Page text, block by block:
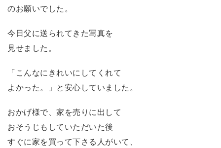
のお願いでした。
今日父に送られてきた写真を
見せました。
「こんなにきれいにしてくれて
よかった。」と安心していました。
おかげ様で、家を売りに出して
おそうじもしていただいた後
すぐに家を買って下さる人がいて、